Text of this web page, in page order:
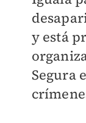
y está
Segura